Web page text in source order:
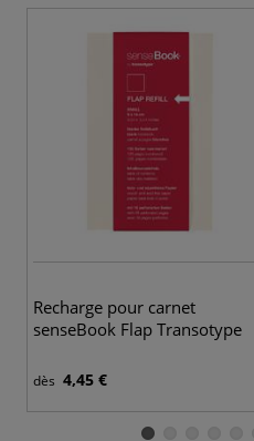
Recharge pour carnet
senseBook Flap Transotype
dès 4,45 €